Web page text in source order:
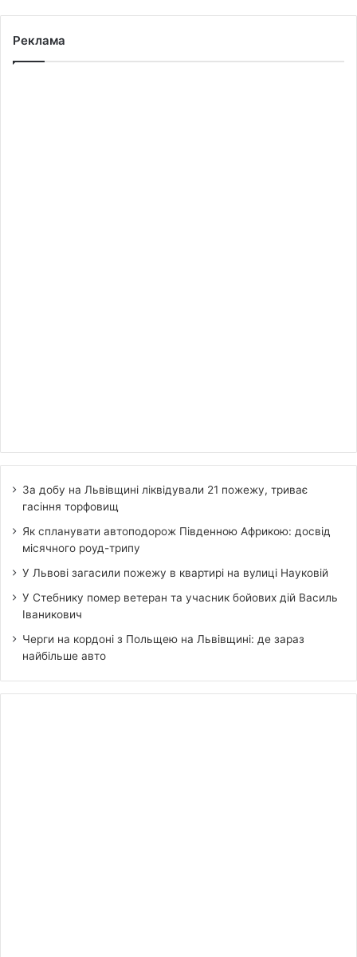
Реклама
За добу на Львівщині ліквідували 21 пожежу, триває
гасіння торфовищ
Як спланувати автоподорож Південною Африкою: досвід
місячного роуд-трипу
У Львові загасили пожежу в квартирі на вулиці Науковій
У Стебнику помер ветеран та учасник бойових дій Василь
Іваникович
Черги на кордоні з Польщею на Львівщині: де зараз
найбільше авто